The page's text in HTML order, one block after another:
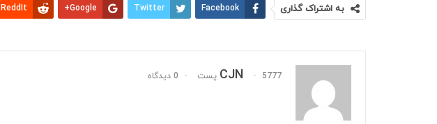
به اشتراک گذاری Facebook
Twitter
Google+
ReddIt
CJN 5777 پست 0 دیدگاه